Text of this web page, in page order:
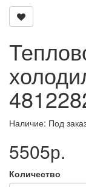
Наличие: Под
5505р.
Количество